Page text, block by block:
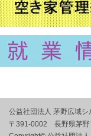
公益社団法人 茅野広域
〒391-0002 長野県茅野